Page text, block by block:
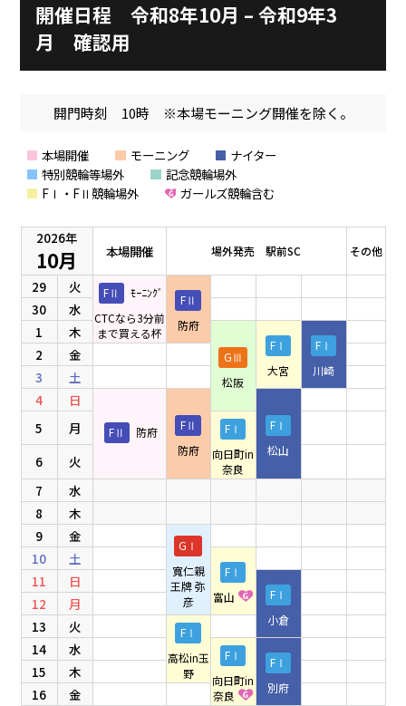
出場予定選手
出走表
Kの3本勝負（本命予想）
崖っぷちのK（穴予想）
Kの地元推し！（地元予想）
有料席
KEIRINパーク
バンク紹介
アクセス
防府けいりん駅前SC
車券の購入方法
DOKOTO
電話・FAXサービス
歴代優勝者を紹介
非開催日の払戻し場所について
協賛レース募集
横断幕掲出について
その他
ホープ君日記
Kからの挑戦状
防府競輪キャラクター
サイトポリシー
個人情報保護方針
防府競輪をお楽しみいただくために
車券の購入にのめり込む不安のある方のご相談
来場者の肖像権について
開催日程 令和8年10月 – 令和9年3
月 確認用
開門時刻 10時 ※本場モーニング開催を除く。
本場開催 モーニング
ナイター
特別競輪等場外
記念競輪場外
FⅠ・FⅡ競輪場外
ガールズ競輪含む
2026年
10月 本場開催 場外発売 駅前SC その他
29 火 FⅡ
ﾓｰﾆﾝｸﾞ
CTCなら3分前
まで買える杯
FⅡ
防府
30
水
1
木
GⅢ
松阪
FⅠ
大宮
FⅠ
川崎
2
金
3
土
4
日
FⅡ 防府
FⅡ
防府
FⅠ
松山
5 月
FⅠ
向日町in
奈良
6
火
7
水
8
木
9
金
GⅠ
寬仁親
王牌 弥
彦
10 土
FⅠ
富山
11 日
FⅠ
小倉
12
月
13
火
FⅠ
高松in玉
野
14 水
FⅠ
向日町in
奈良
FⅠ
別府
15
木
16
金